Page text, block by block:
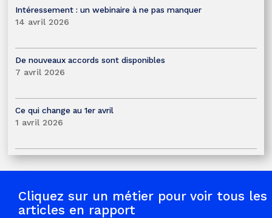
Intéressement : un webinaire à ne pas manquer
14 avril 2026
De nouveaux accords sont disponibles
7 avril 2026
Ce qui change au 1er avril
1 avril 2026
Cliquez sur un métier pour voir tous les
articles en rapport